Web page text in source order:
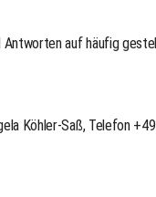
auf häufig
Köhler-Saß, Telefon